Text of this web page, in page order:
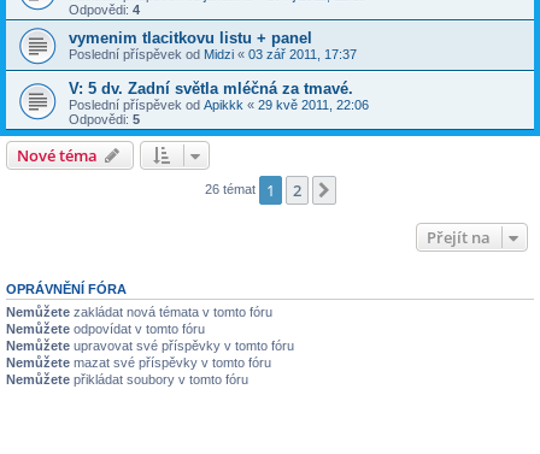
Odpovědi: 4
vymenim tlacitkovu listu + panel
Poslední příspěvek od Midzi « 03 zář 2011, 17:37
V: 5 dv. Zadní světla mléčná za tmavé.
Poslední příspěvek od Apikkk « 29 kvě 2011, 22:06
Odpovědi: 5
Nové téma
26 témat 1 2
Přejít na
OPRÁVNĚNÍ FÓRA
Nemůžete zakládat nová témata v tomto fóru
Nemůžete odpovídat v tomto fóru
Nemůžete upravovat své příspěvky v tomto fóru
Nemůžete mazat své příspěvky v tomto fóru
Nemůžete přikládat soubory v tomto fóru